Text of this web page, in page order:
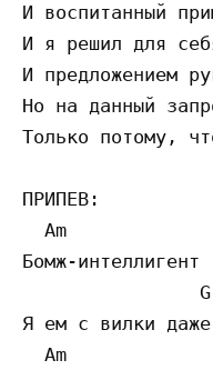
И воспитанный
И я решил для
И предложением
Но на данный
Только потому,
ПРИПЕВ:
Am
Бомж-интеллигент
Я ем с вилки
Am